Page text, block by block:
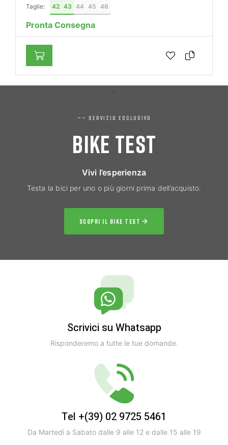
Taglie: 42 43 44 45 46
Pronta Consegna
—— SERVIZIO ESCLUSIVO
BIKE TEST
Vivi l’esperienza
Testa la bici per uno o più giorni prima dell’acquisto.
SCOPRI IL BIKE TEST
Scrivici su Whatsapp
Risponderemo a tutte le tue domande.
Tel +(39) 02 9725 5461
Da Martedì a Sabato dalle 9 alle 12 e dalle 15 alle 19